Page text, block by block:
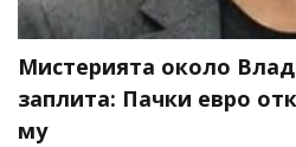
Мистерията около
заплита: Пачки евро
му